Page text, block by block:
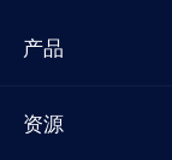
产品
资源